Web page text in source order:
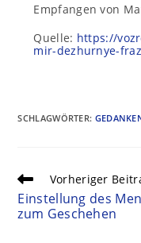
Empfangen von
Quelle: https://
mir-dezhurnye-
SCHLAGWÖRTER:
Vorheriger
Einstellung des
zum Geschehen